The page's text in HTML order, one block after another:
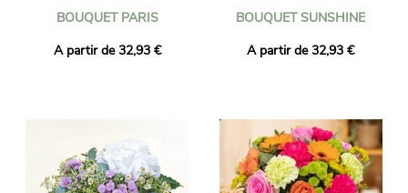
BOUQUET PARIS
A partir de 32,93 €
BOUQUET SUNSHINE
A partir de 32,93 €